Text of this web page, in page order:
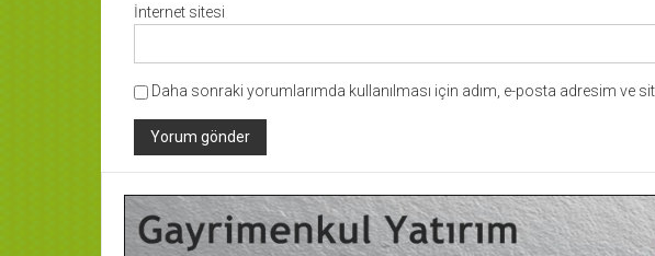
İnternet sitesi
Daha sonraki yorumlarımda kullanılması için adım, e-posta adresim ve